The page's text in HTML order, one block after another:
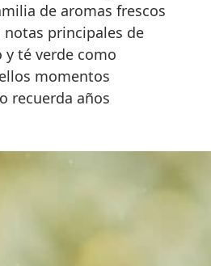
de aromas frescos
notas principales de
té verde como
momentos
recuerda años